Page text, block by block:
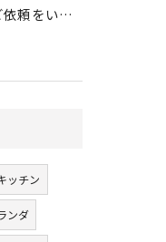
緊急案件のご依頼をいただきました。
ッチン
ンダ